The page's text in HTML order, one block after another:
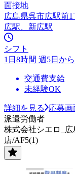
面接地
広島県呉市広駅前
広駅、新広駅
シフト
1日8時間 週5日か
交通費支給
未経験OK
詳細を見る
応募画
派遣労働者
株式会社シエロ_
店/AF5(1)